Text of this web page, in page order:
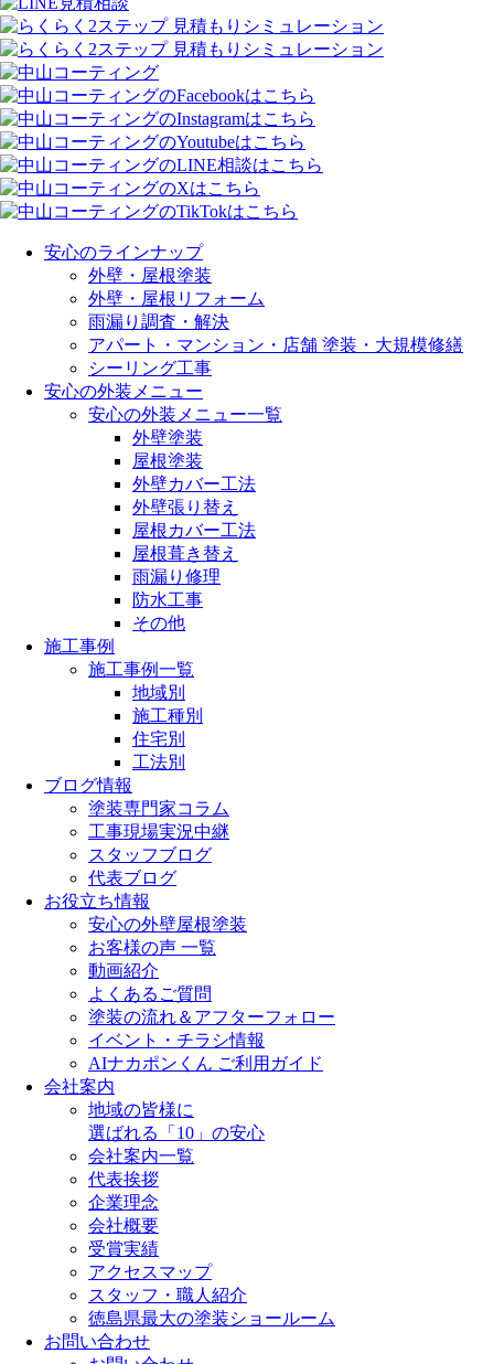
安心のラインナップ
外壁・屋根塗装
外壁・屋根リフォーム
雨漏り調査・解決
アパート・マンション・店舗 塗装・大規模修繕
シーリング工事
安心の外装メニュー
安心の外装メニュー一覧
外壁塗装
屋根塗装
外壁カバー工法
外壁張り替え
屋根カバー工法
屋根葺き替え
雨漏り修理
防水工事
その他
施工事例
施工事例一覧
地域別
施工種別
住宅別
工法別
ブログ情報
塗装専門家コラム
工事現場実況中継
スタッフブログ
代表ブログ
お役立ち情報
安心の外壁屋根塗装
お客様の声 一覧
動画紹介
よくあるご質問
塗装の流れ＆アフターフォロー
イベント・チラシ情報
AIナカポンくん ご利用ガイド
会社案内
地域の皆様に
選ばれる「10」の安心
会社案内一覧
代表挨拶
企業理念
会社概要
受賞実績
アクセスマップ
スタッフ・職人紹介
徳島県最大の塗装ショールーム
お問い合わせ